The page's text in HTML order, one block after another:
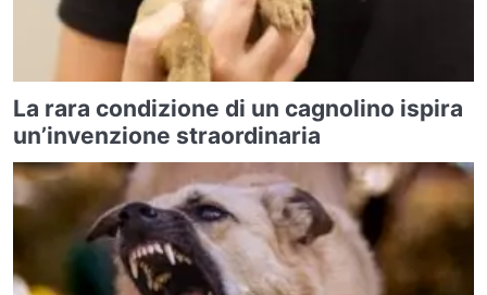
La rara condizione di un cagnolino ispira
un’invenzione straordinaria